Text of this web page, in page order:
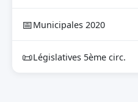
📅Municipales 2020
📜Législatives 5ème circ.